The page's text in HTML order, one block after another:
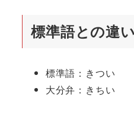
標準語との違い
標準語：きつい
大分弁：きちい